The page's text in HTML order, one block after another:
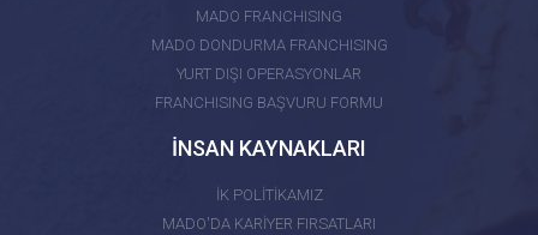
MADO FRANCHISING
MADO DONDURMA FRANCHISING
YURT DIŞI OPERASYONLAR
FRANCHISING BAŞVURU FORMU
İNSAN KAYNAKLARI
İK POLİTİKAMIZ
MADO'DA KARİYER FIRSATLARI